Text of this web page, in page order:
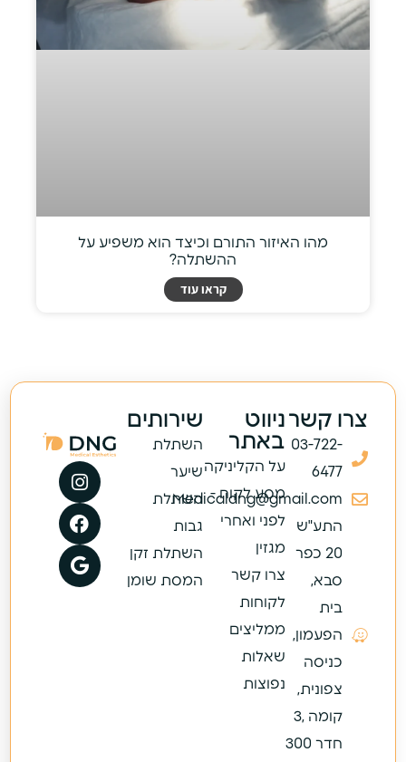
מהו האיזור התורם וכיצד הוא משפיע על
ההשתלה?
קראו עוד
צרו קשר
03-722-
6477
Medicaldng@gmail.com
התע"ש
20 כפר
סבא,
בית
הפעמון,
כניסה
צפונית,
קומה ,3
חדר 300
ניווט
באתר
על הקליניקה
מסע לקוח -
לפני ואחרי
מגזין
צרו קשר
לקוחות
ממליצים
שאלות
נפוצות
שירותים
השתלת
שיער
השתלת
גבות
השתלת זקן
המסת שומן